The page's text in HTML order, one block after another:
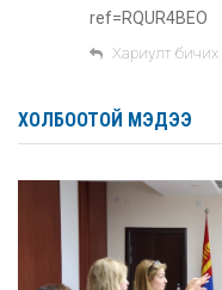
ref=RQUR4BEO
Хариулт бичих
ХОЛБООТОЙ МЭДЭЭ